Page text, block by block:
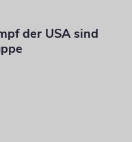
der USA sind